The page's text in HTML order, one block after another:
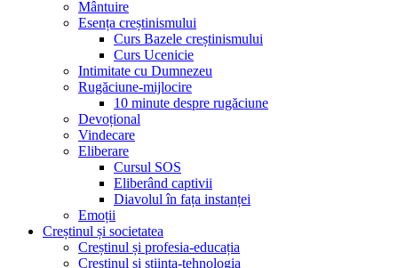
Mântuire
Esența creștinismului
Curs Bazele creștinismului
Curs Ucenicie
Intimitate cu Dumnezeu
Rugăciune-mijlocire
10 minute despre rugăciune
Devoțional
Vindecare
Eliberare
Cursul SOS
Eliberând captivii
Diavolul în fața instanței
Emoții
Creștinul și societatea
Creștinul și profesia-educația
Creștinul și știința-tehnologia